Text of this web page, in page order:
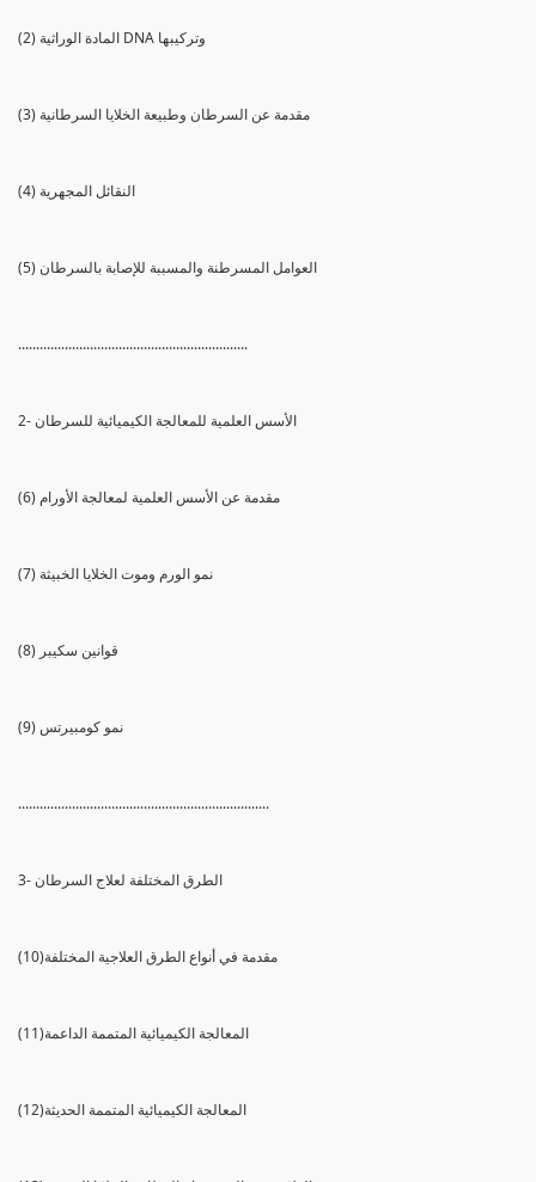
(2) المادة الوراثية DNA وتركيبها
(3) مقدمة عن السرطان وطبيعة الخلايا السرطانية
(4) النقائل المجهرية
(5) العوامل المسرطنة والمسببة للإصابة بالسرطان
................................................................
2- الأسس العلمية للمعالجة الكيميائية للسرطان
(6) مقدمة عن الأسس العلمية لمعالجة الأورام
(7) نمو الورم وموت الخلايا الخبيثة
(8) قوانين سكيبر
(9) نمو كومبيرتس
......................................................................
3- الطرق المختلفة لعلاج السرطان
(10)مقدمة في أنواع الطرق العلاجية المختلفة
(11)المعالجة الكيميائية المتممة الداعمة
(12)المعالجة الكيميائية المتممة الحديثة